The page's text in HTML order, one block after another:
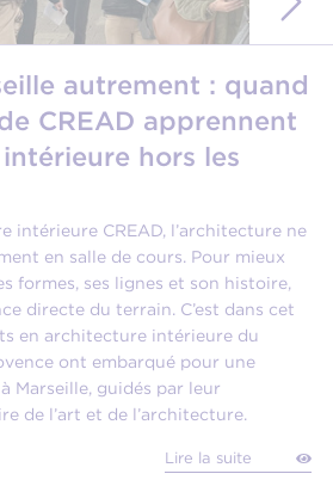
autrement : quand
CREAD apprennent
hors les
intérieure CREAD, l’architecture ne
en salle de cours. Pour mieux
formes, ses lignes et son histoire,
directe du terrain. C’est dans cet
en architecture intérieure du
ont embarqué pour une
Marseille, guidés par leur
de l’art et de l’architecture.
Lire la suite